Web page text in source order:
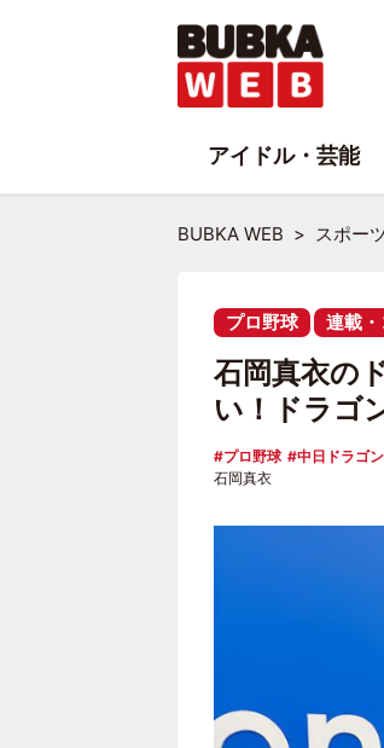
BUBKA WEB スポー
プロ野球 連載
石岡真衣の
い！ドラゴ
プロ野球 中日ドラゴ
石岡真衣
アイドル・芸能